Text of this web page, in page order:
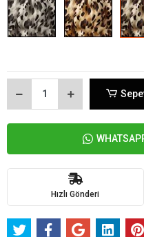
Hızlı Gönderi